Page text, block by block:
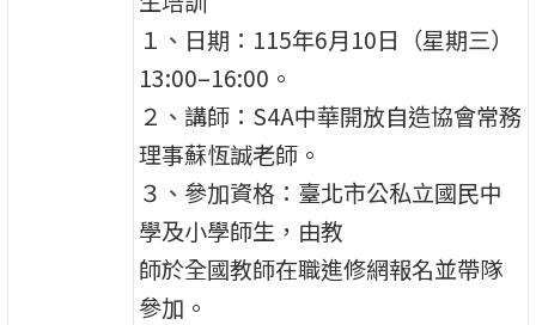
１、日期：115年6月10日（星期三）
13:00–16:00。
２、講師：S4A中華開放自造協會常務
理事蘇恆誠老師。
３、參加資格：臺北市公私立國民中
學及小學師生，由教
師於全國教師在職進修網報名並帶隊
參加。